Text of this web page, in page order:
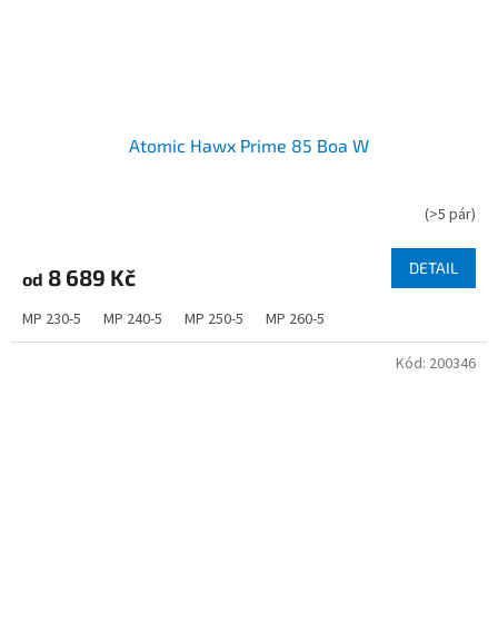
Atomic Hawx Prime 85 Boa W
(>5 pár)
od 8 689 Kč DETAIL
MP 230-5 MP 240-5 MP 250-5 MP 260-5
Kód: 200346